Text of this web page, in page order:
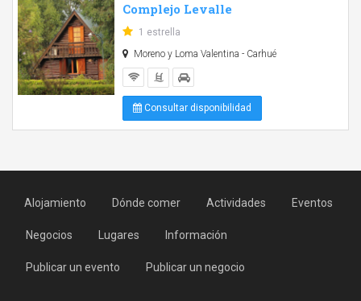
Complejo Levalle
1 estrella
Moreno y Loma Valentina - Carhué
Consultar disponibilidad
Alojamiento Dónde comer Actividades Eventos
Negocios Lugares Información
Publicar un evento Publicar un negocio